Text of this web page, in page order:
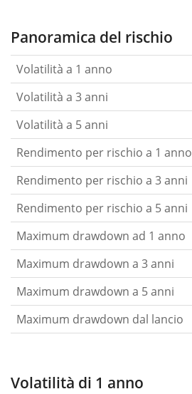
Panoramica del rischio
Volatilità a 1 anno
Volatilità a 3 anni
Volatilità a 5 anni
Rendimento per rischio a 1 anno
Rendimento per rischio a 3 anni
Rendimento per rischio a 5 anni
Maximum drawdown ad 1 anno
Maximum drawdown a 3 anni
Maximum drawdown a 5 anni
Maximum drawdown dal lancio
Volatilità di 1 anno